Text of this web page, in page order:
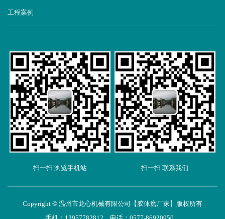
工程案例
扫一扫 浏览手机站 扫一扫 联系我们
Copyright © 温州市龙心机械有限公司【胶体磨厂家】版权所有